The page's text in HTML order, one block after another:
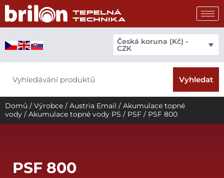
Přeskočit
obsah
Česká koruna (Kč) -
CZK
Vyhledat
Domů / Výrobce / Austria Email / Akumulace topné
vody / Akumulace topné vody PS / PSF / PSF 800
PSF 800